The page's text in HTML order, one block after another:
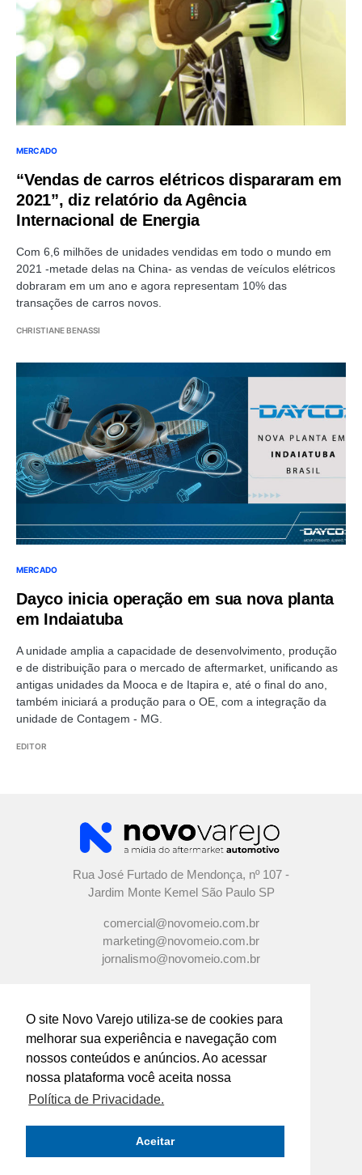
O site Novo Varejo utiliza-se de cookies para
melhorar sua experiência e navegação com
nossos conteúdos e anúncios. Ao acessar
nossa plataforma você aceita nossa
Política de Privacidade.
Aceitar
MERCADO
“Vendas de carros elétricos dispararam em
2021”, diz relatório da Agência
Internacional de Energia
Com 6,6 milhões de unidades vendidas em todo o mundo em
2021 -metade delas na China- as vendas de veículos elétricos
dobraram em um ano e agora representam 10% das
transações de carros novos.
CHRISTIANE BENASSI
MERCADO
Dayco inicia operação em sua nova planta
em Indaiatuba
A unidade amplia a capacidade de desenvolvimento, produção
e de distribuição para o mercado de aftermarket, unificando as
antigas unidades da Mooca e de Itapira e, até o final do ano,
também iniciará a produção para o OE, com a integração da
unidade de Contagem - MG.
EDITOR
Rua José Furtado de Mendonça, nº 107 -
Jardim Monte Kemel São Paulo SP
comercial@novomeio.com.br
marketing@novomeio.com.br
jornalismo@novomeio.com.br
CONFIRA AS NOSSAS REDES
SOCIAIS
O principal canal de comunicação de grandes
indústrias e distribuidores com os
empresários e profissionais das lojas de
componentes automotivos em todo o Brasil.